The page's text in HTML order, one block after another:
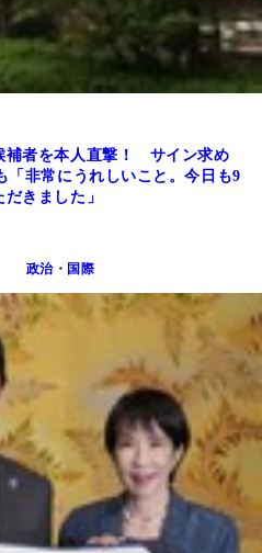
補者を本人直撃！ サイン求め
非常にうれしいこと。今日も9
きました」
政治・国際